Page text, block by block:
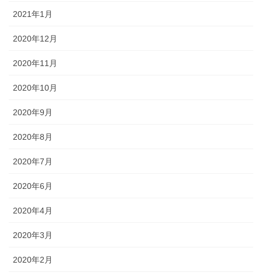
2021年1月
2020年12月
2020年11月
2020年10月
2020年9月
2020年8月
2020年7月
2020年6月
2020年4月
2020年3月
2020年2月